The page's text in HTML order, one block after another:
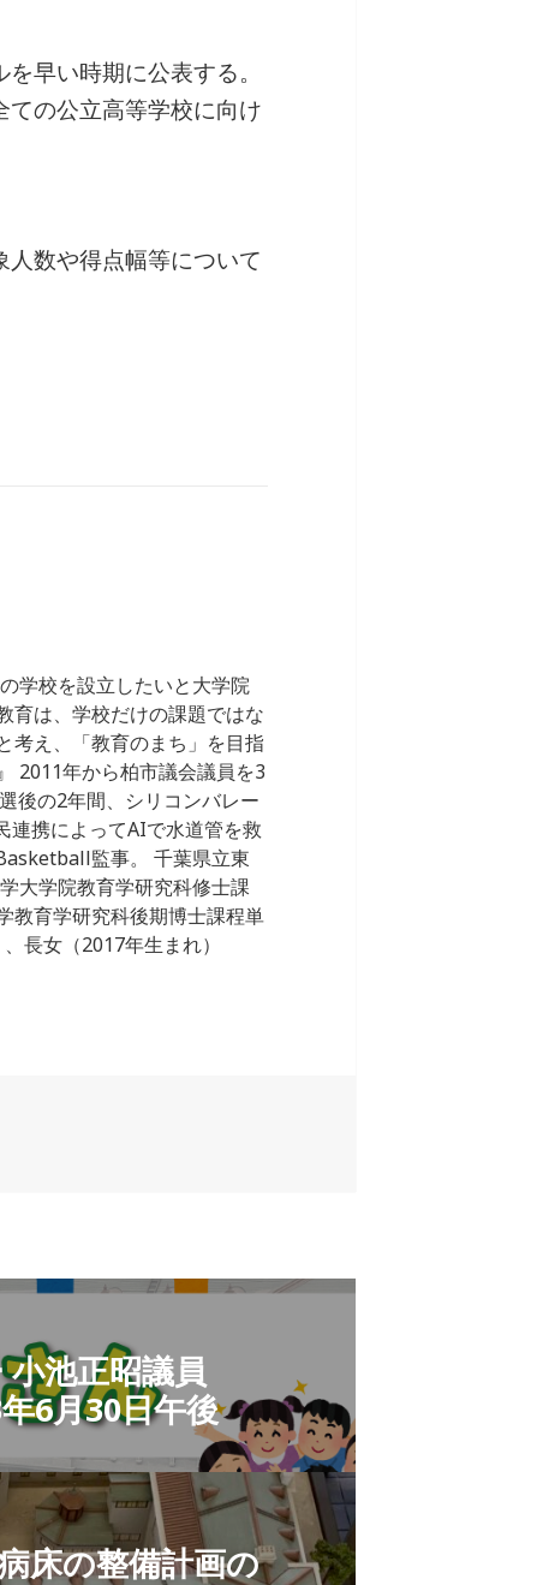
早い時期に公表する。
の公立高等学校に向け
数や得点幅等について
学校を設立したいと大学院
育は、学校だけの課題ではな
考え、「教育のまち」を目指
2011年から柏市議会議員を3
後の2年間、シリコンバレー
連携によってAIで水道管を救
監事。 千葉県立東
大学院教育学研究科修士課
教育学研究科後期博士課程単
長女（2017年生まれ）
池正昭議員
6月30日午後
床の整備計画の